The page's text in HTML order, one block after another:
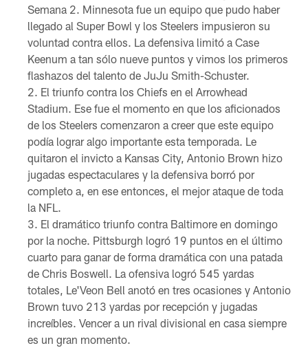
Semana 2. Minnesota fue un equipo que pudo haber
llegado al Super Bowl y los Steelers impusieron su
voluntad contra ellos. La defensiva limitó a Case
Keenum a tan sólo nueve puntos y vimos los primeros
flashazos del talento de JuJu Smith-Schuster.
El triunfo contra los Chiefs en el Arrowhead
Stadium. Ese fue el momento en que los aficionados
de los Steelers comenzaron a creer que este equipo
podía lograr algo importante esta temporada. Le
quitaron el invicto a Kansas City, Antonio Brown hizo
jugadas espectaculares y la defensiva borró por
completo a, en ese entonces, el mejor ataque de toda
la NFL.
El dramático triunfo contra Baltimore en domingo
por la noche. Pittsburgh logró 19 puntos en el último
cuarto para ganar de forma dramática con una patada
de Chris Boswell. La ofensiva logró 545 yardas
totales, Le'Veon Bell anotó en tres ocasiones y Antonio
Brown tuvo 213 yardas por recepción y jugadas
increíbles. Vencer a un rival divisional en casa siempre
es un gran momento.